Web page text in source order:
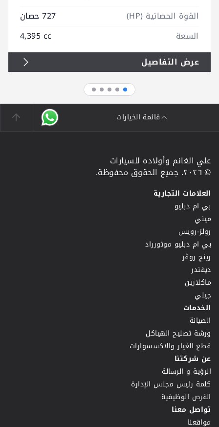
القوة الحصانية (HP)
727 حصان
السعة
4,395 cc
عرض التفاصيل
قائمة الخيارات
علي الغانم وأولاده للسيارات
© ٢٠٢٦. جميع الحقوق محفوظة.
العلامات التجارية
بي ام دبليو
ميني
رولز-رويس
بي ام دبليو موتورراد
رينج روڤر
ديفندر
ماكلارين
جيلي
الخدمات
الصيانة
ورشة تصليح الهياكل
قطع الغيار والاكسسوارات
عن شركتنا
الرؤية و الرسالة
كلمة رئيس مجلس الإدارة
الفرص الوظيفية
تواصل معنا
مواقعنا